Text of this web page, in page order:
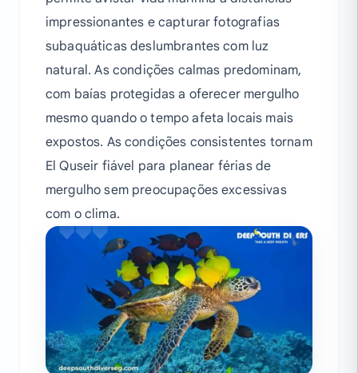
impressionantes e capturar fotografias
subaquáticas deslumbrantes com luz
natural. As condições calmas predominam,
com baías protegidas a oferecer mergulho
mesmo quando o tempo afeta locais mais
expostos. As condições consistentes tornam
El Quseir fiável para planear férias de
mergulho sem preocupações excessivas
com o clima.